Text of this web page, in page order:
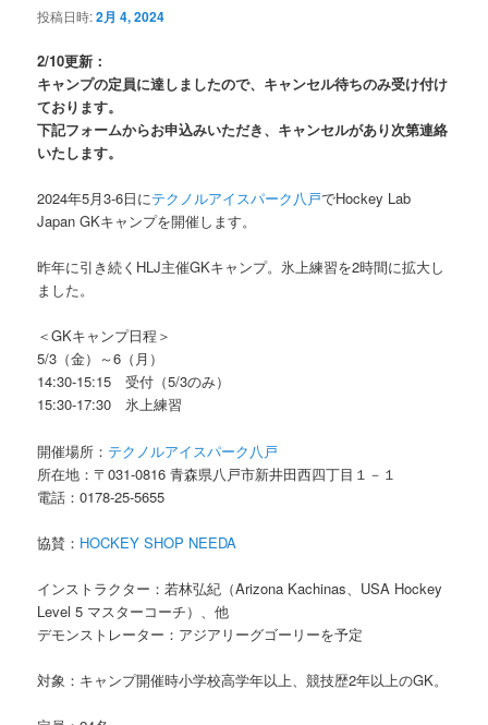
投稿日時:2月 4, 2024
2/10更新：
キャンプの定員に達しましたので、キャンセル待ちのみ受け付け
ております。
下記フォームからお申込みいただき、キャンセルがあり次第連絡
いたします。
2024年5月3-6日にテクノルアイスパーク八戸でHockey Lab
Japan GKキャンプを開催します。
昨年に引き続くHLJ主催GKキャンプ。氷上練習を2時間に拡大し
ました。
＜GKキャンプ日程＞
5/3（金）～6（月）
14:30-15:15 受付（5/3のみ）
15:30-17:30 氷上練習
開催場所： テクノルアイスパーク八戸
所在地：〒031-0816 青森県八戸市新井田西四丁目１－１
電話：0178-25-5655
協賛： HOCKEY SHOP NEEDA
インストラクター：若林弘紀（Arizona Kachinas、USA Hockey
Level 5 マスターコーチ）、他
デモンストレーター：アジアリーグゴーリーを予定
対象：キャンプ開催時小学校高学年以上、競技歴2年以上のGK。